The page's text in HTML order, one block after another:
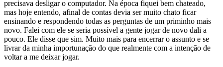
precisava desligar o computador. Na época fiquei bem chateado,
mas hoje entendo, afinal de contas devia ser muito chato ficar
ensinando e respondendo todas as perguntas de um priminho mais
novo. Falei com ele se seria possível a gente jogar de novo dali a
pouco. Ele disse que sim. Muito mais para encerrar o assunto e se
livrar da minha importunação do que realmente com a intenção de
voltar a me deixar jogar.